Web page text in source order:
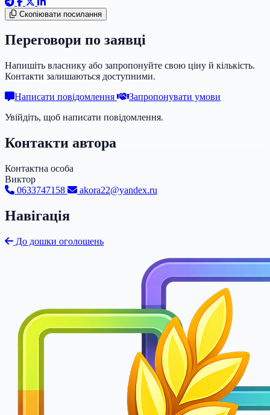
Скопіювати посилання
Переговори по заявці
Напишіть власнику або запропонуйте свою ціну й кількість.
Контакти залишаються доступними.
Написати повідомлення
Запропонувати умови
Увійдіть, щоб написати повідомлення.
Контакти автора
Контактна особа
Виктор
0633747158
akora22@yandex.ru
Навігація
До дошки оголошень